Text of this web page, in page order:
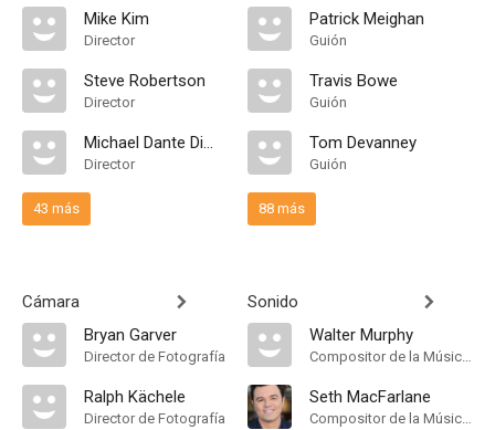
Mike Kim
Director
Steve Robertson
Director
Michael Dante DiMartino
Director
43 más
Cámara
Bryan Garver
Director de Fotografía
Ralph Kächele
Director de Fotografía
Patrick Meighan
Guión
Travis Bowe
Guión
Tom Devanney
Guión
88 más
Sonido
Walter Murphy
Compositor de la Música Original, Música
Seth MacFarlane
Compositor de la Música Original